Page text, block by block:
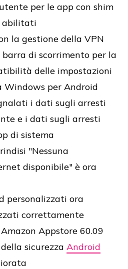
per le app con shim
abilitati
la gestione della VPN
barra di scorrimento per la
delle impostazioni
Windows per Android
i dati sugli arresti
e i dati sugli arresti
di sistema
"Nessuna
disponibile" è ora
personalizzati ora
correttamente
Appstore 60.09
sicurezza Android